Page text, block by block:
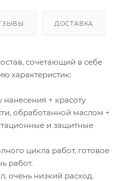
ДОСТАВКА
сочетающий в себе
характеристик:
нанесения + красоту
обработанной маслом +
и защитные
цикла работ, готовое
работ.
очень низкий расход.